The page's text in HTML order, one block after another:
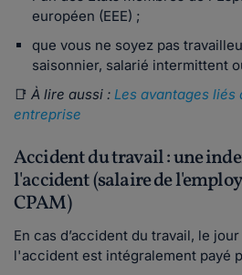
européen (EEE) ;
que vous ne soyez pas
saisonnier, salarié intermittent
📑 À lire aussi : Les avantages liés
entreprise
Accident du travail : une
l'accident (salaire de
CPAM)
En cas d’accident du travail, le
l'accident est intégralement payé